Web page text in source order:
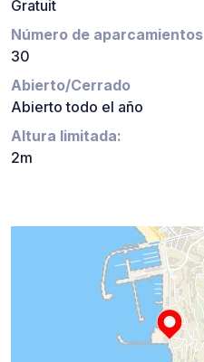
Gratuit
Número de aparcamientos
30
Abierto/Cerrado
Abierto todo el año
Altura limitada:
2m